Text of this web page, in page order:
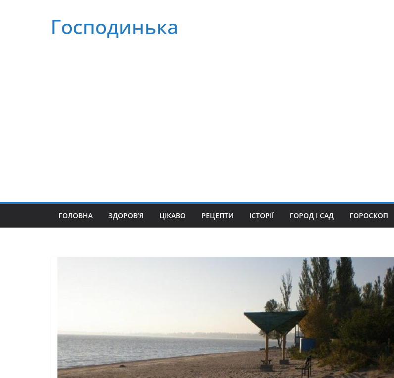
Господинька
ГОЛОВНА ЗДОРОВ’Я ЦІКАВО РЕЦЕПТИ ІСТОРІЇ ГОРОД І САД ГОРОСКОП